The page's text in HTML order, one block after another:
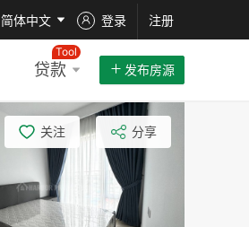
简体中文 登录 注册
贷款
Tool
发布房源
关注 分享